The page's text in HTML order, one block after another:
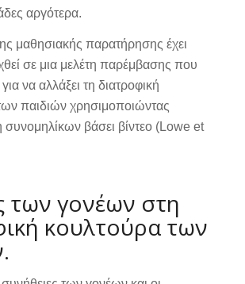
αργότερα.
μαθησιακής παρατήρησης έχει
σε μια μελέτη παρέμβασης που
για να αλλάξει τη διατροφική
παιδιών χρησιμοποιώντας
συνομηλίκων βάσει βίντεο (Lowe et
των γονέων στη
κουλτούρα των